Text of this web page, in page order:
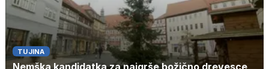
TUJINA
Nemška kandidatka za najgrše božično drevesce